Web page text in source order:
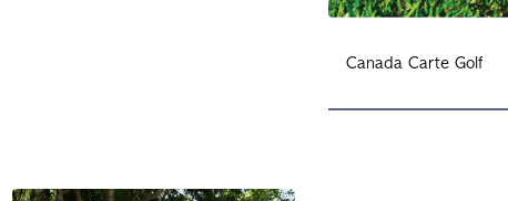
Canada Carte Golf